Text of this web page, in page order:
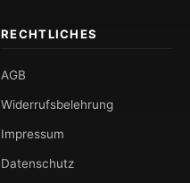
RECHTLICHES
AGB
Widerrufsbelehrung
Impressum
Datenschutz